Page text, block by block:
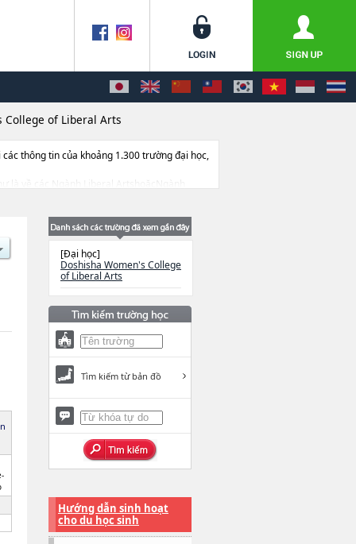
College of Liberal Arts
các thông tin của khoảng 1.300 trường đại học,
là về các Ngành Liberal ArtshoặcNgành
[Đại học]
Doshisha Women's College
of Liberal Arts
Tìm kiếm từ bản đồ
Hướng dẫn sinh hoạt
cho du học sinh